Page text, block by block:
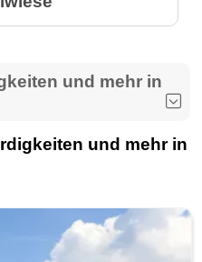
und mehr in
und mehr in